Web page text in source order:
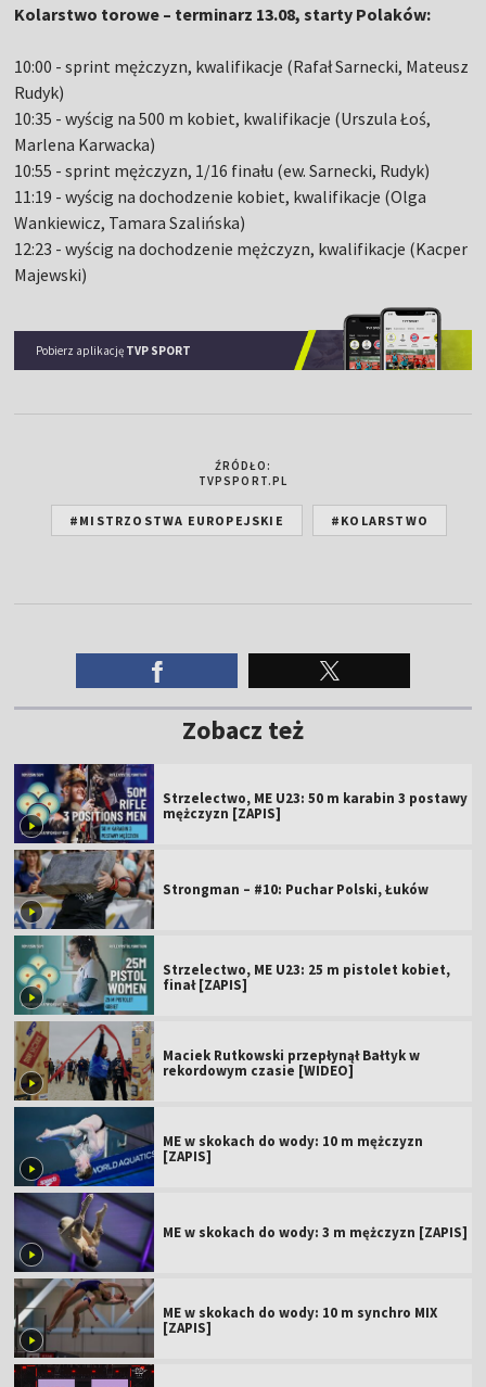
Kolarstwo torowe – terminarz 13.08, starty Polaków:
10:00 - sprint mężczyzn, kwalifikacje (Rafał Sarnecki, Mateusz
Rudyk)
10:35 - wyścig na 500 m kobiet, kwalifikacje (Urszula Łoś,
Marlena Karwacka)
10:55 - sprint mężczyzn, 1/16 finału (ew. Sarnecki, Rudyk)
11:19 - wyścig na dochodzenie kobiet, kwalifikacje (Olga
Wankiewicz, Tamara Szalińska)
12:23 - wyścig na dochodzenie mężczyzn, kwalifikacje (Kacper
Majewski)
Pobierz aplikację TVP SPORT
ŹRÓDŁO:
TVPSPORT.PL
#MISTRZOSTWA EUROPEJSKIE #KOLARSTWO
Zobacz też
Strzelectwo, ME U23: 50 m karabin 3 postawy
mężczyzn [ZAPIS]
Strongman – #10: Puchar Polski, Łuków
Strzelectwo, ME U23: 25 m pistolet kobiet,
finał [ZAPIS]
Maciek Rutkowski przepłynął Bałtyk w
rekordowym czasie [WIDEO]
ME w skokach do wody: 10 m mężczyzn
[ZAPIS]
ME w skokach do wody: 3 m mężczyzn [ZAPIS]
ME w skokach do wody: 10 m synchro MIX
[ZAPIS]